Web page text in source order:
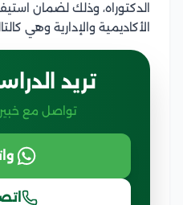
الدكتوراه، وذلك لضمان
الأكاديمية والإدارية وهي
تريد
تواصل مع